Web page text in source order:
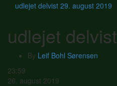
udlejet delvist 29. august 2019
udlejet delvist
By Leif Bohl Sørensen
udlejet
delvist
23:59
26. august 2019